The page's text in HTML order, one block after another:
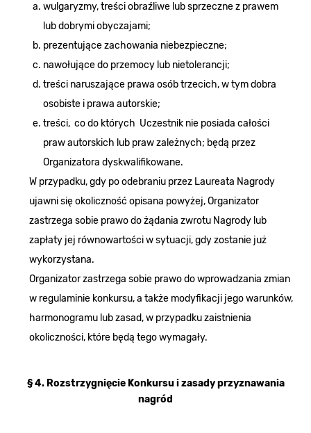
wulgaryzmy, treści obraźliwe lub sprzeczne z prawem
lub dobrymi obyczajami;
prezentujące zachowania niebezpieczne;
nawołujące do przemocy lub nietolerancji;
treści naruszające prawa osób trzecich, w tym dobra
osobiste i prawa autorskie;
treści, co do których Uczestnik nie posiada całości
praw autorskich lub praw zależnych; będą przez
Organizatora dyskwalifikowane.
W przypadku, gdy po odebraniu przez Laureata Nagrody
ujawni się okoliczność opisana powyżej, Organizator
zastrzega sobie prawo do żądania zwrotu Nagrody lub
zapłaty jej równowartości w sytuacji, gdy zostanie już
wykorzystana.
Organizator zastrzega sobie prawo do wprowadzania zmian
w regulaminie konkursu, a także modyfikacji jego warunków,
harmonogramu lub zasad, w przypadku zaistnienia
okoliczności, które będą tego wymagały.
§ 4. Rozstrzygnięcie Konkursu i zasady przyznawania
nagród